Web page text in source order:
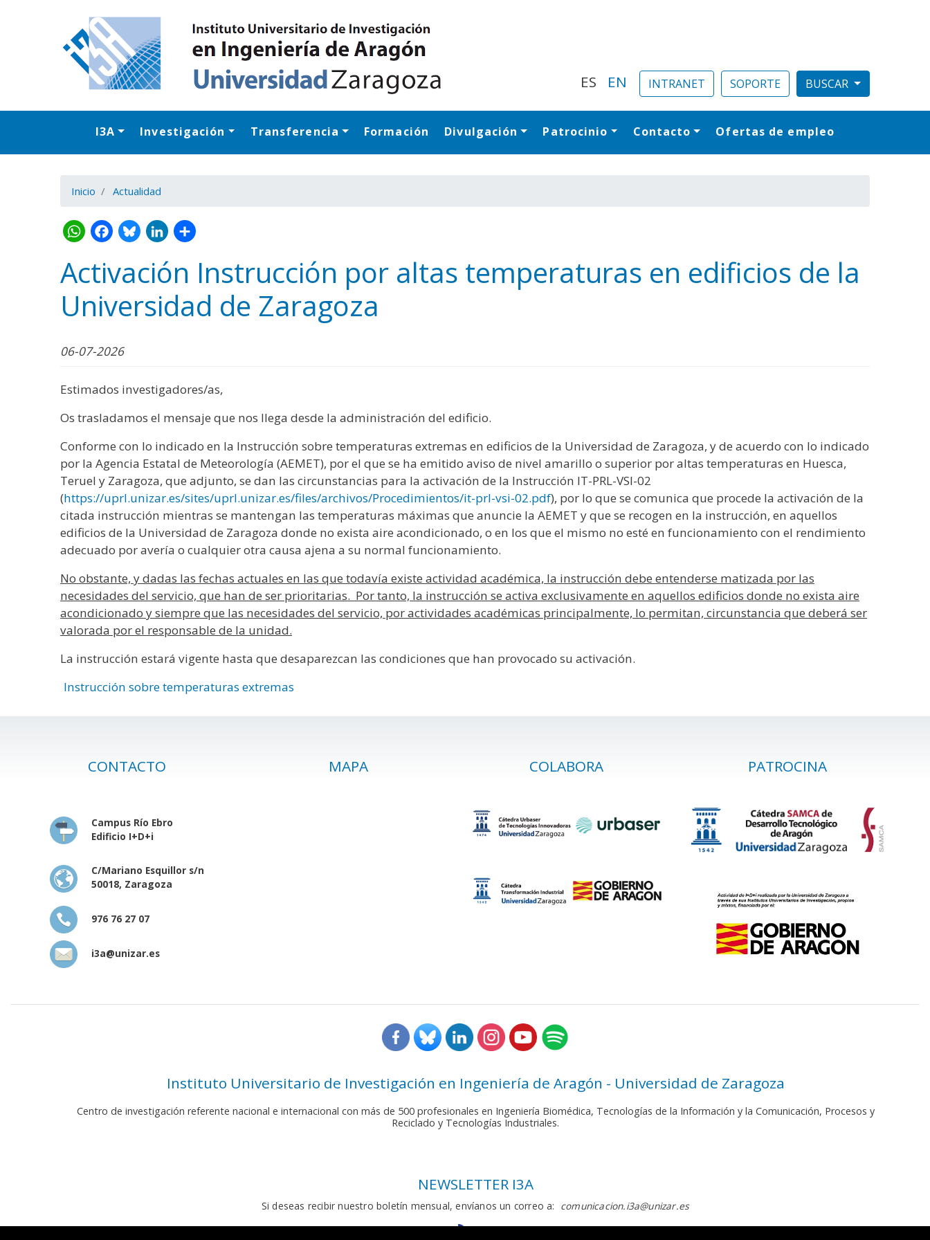
ES EN INTRANET SOPORTE
Navegación principal
I3A Investigación Transferencia Formación Divulgación Patrocinio Contacto Ofertas de empleo
Inicio Actualidad
WhatsApp
Facebook
Bluesky
LinkedIn
Share
Activación Instrucción por altas temperaturas en edificios de la
Universidad de Zaragoza
06-07-2026
Estimados investigadores/as,
Os trasladamos el mensaje que nos llega desde la administración del edificio.
Conforme con lo indicado en la Instrucción sobre temperaturas extremas en edificios de la Universidad de Zaragoza, y de acuerdo con lo indicado
por la Agencia Estatal de Meteorología (AEMET), por el que se ha emitido aviso de nivel amarillo o superior por altas temperaturas en Huesca,
Teruel y Zaragoza, que adjunto, se dan las circunstancias para la activación de la Instrucción IT-PRL-VSI-02
(https://uprl.unizar.es/sites/uprl.unizar.es/files/archivos/Procedimientos/it-prl-vsi-02.pdf), por lo que se comunica que procede la activación de la
citada instrucción mientras se mantengan las temperaturas máximas que anuncie la AEMET y que se recogen en la instrucción, en aquellos
edificios de la Universidad de Zaragoza donde no exista aire acondicionado, o en los que el mismo no esté en funcionamiento con el rendimiento
adecuado por avería o cualquier otra causa ajena a su normal funcionamiento.
No obstante, y dadas las fechas actuales en las que todavía existe actividad académica, la instrucción debe entenderse matizada por las
necesidades del servicio, que han de ser prioritarias. Por tanto, la instrucción se activa exclusivamente en aquellos edificios donde no exista aire
acondicionado y siempre que las necesidades del servicio, por actividades académicas principalmente, lo permitan, circunstancia que deberá ser
valorada por el responsable de la unidad.
La instrucción estará vigente hasta que desaparezcan las condiciones que han provocado su activación.
Instrucción sobre temperaturas extremas
CONTACTO
Campus Río Ebro
Edificio I+D+i
C/Mariano Esquillor s/n
50018, Zaragoza
976 76 27 07
i3a@unizar.es
MAPA COLABORA PATROCINA
Instituto Universitario de Investigación en Ingeniería de Aragón - Universidad de Zaragoza
Centro de investigación referente nacional e internacional con más de 500 profesionales en Ingeniería Biomédica, Tecnologías de la Información y la Comunicación, Procesos y
Reciclado y Tecnologías Industriales.
NEWSLETTER I3A
Si deseas recibir nuestro boletín mensual, envíanos un correo a: comunicacion.i3a@unizar.es